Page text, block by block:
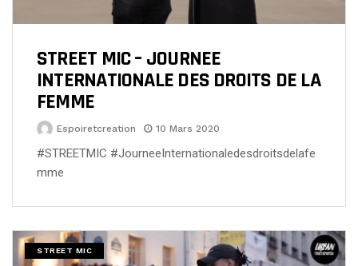
STREET MIC – JOURNEE
INTERNATIONALE DES DROITS DE LA
FEMME
Espoiretcreation 10 Mars 2020
#STREETMIC #JourneeInternationaledesdroitsdelafe
mme
STREET MIC